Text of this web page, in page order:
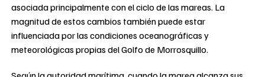
asociada principalmente con el ciclo de las mareas. La
magnitud de estos cambios también puede estar
influenciada por las condiciones oceanográficas y
meteorológicas propias del Golfo de Morrosquillo.